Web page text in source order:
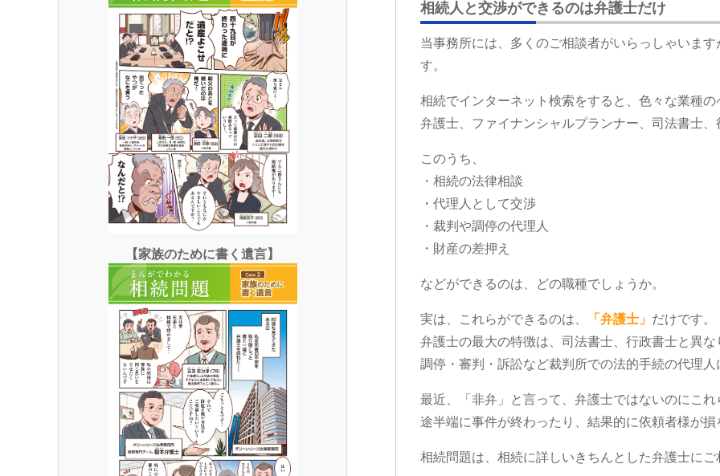
相続人と交渉ができるのは弁護士だけ
当事務所には、多くのご相談者がいらっしゃいま
す。
相続でインターネット検索をすると、色々な業種
弁護士、ファイナンシャルプランナー、司法書士
このうち、
・相続の法律相談
・代理人として交渉
・裁判や調停の代理人
・財産の差押え
などができるのは、どの職種でしょうか。
実は、これらができるのは、 「弁護士」 だけです。
弁護士の最大の特徴は、司法書士、行政書士と異
調停・審判・訴訟など裁判所での法的手続の代理
最近、「非弁」と言って、弁護士ではないのにこ
途半端に事件が終わったり、結果的に依頼者様が
相続問題は、相続に詳しいきちんとした弁護士に
【家族のために書く遺言】